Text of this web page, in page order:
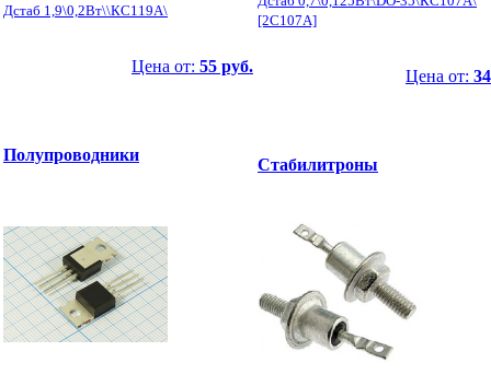
Дстаб 1,9\0,2Вт\\КС119А\
Цена от: 55 руб.
[2С107А]
Цена от:
Полупроводники
Стабилитроны